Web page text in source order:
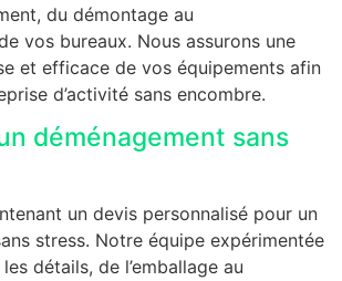
du démontage au
vos bureaux. Nous assurons une
et efficace de vos équipements afin
d’activité sans encombre.
déménagement sans
un devis personnalisé pour un
stress. Notre équipe expérimentée
détails, de l’emballage au